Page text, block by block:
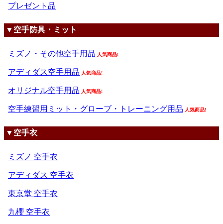
プレゼント品
▼空手防具・ミット
ミズノ・その他空手用品 人気商品!
アディダス空手用品 人気商品!
オリジナル空手用品 人気商品!
空手練習用ミット・グローブ・トレーニング用品 人気商品!
▼空手衣
ミズノ 空手衣
アディダス 空手衣
東京堂 空手衣
九櫻 空手衣